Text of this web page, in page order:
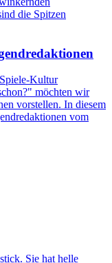
Kultur
möchten wir
vorstellen. In diesem
vom